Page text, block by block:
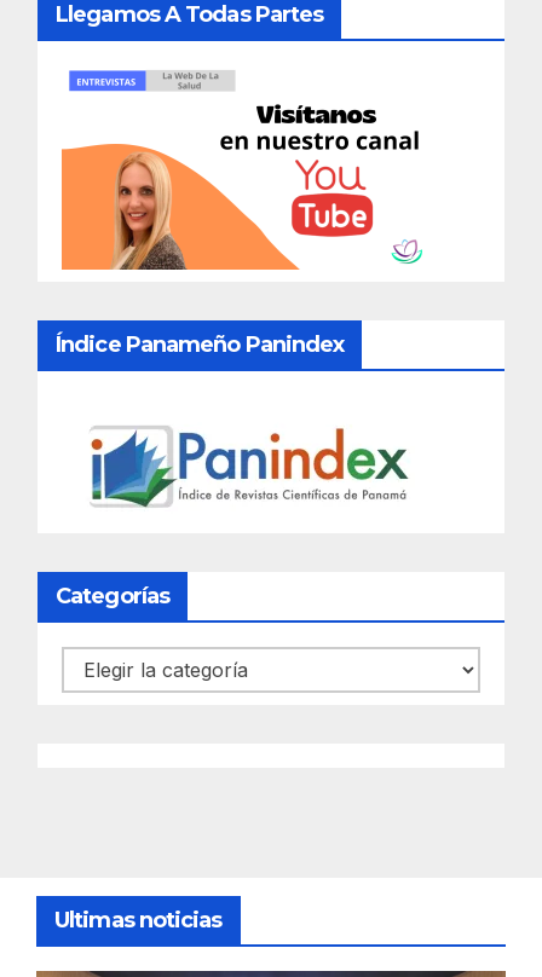
Llegamos A Todas Partes
Índice Panameño Panindex
Categorías
Categorías
Ultimas noticias